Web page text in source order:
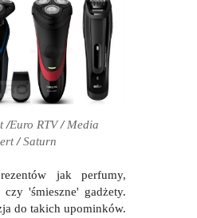
/Euro RTV/Media
/Saturn
jak perfumy,
'śmieszne' gadżety.
do takich upominków.